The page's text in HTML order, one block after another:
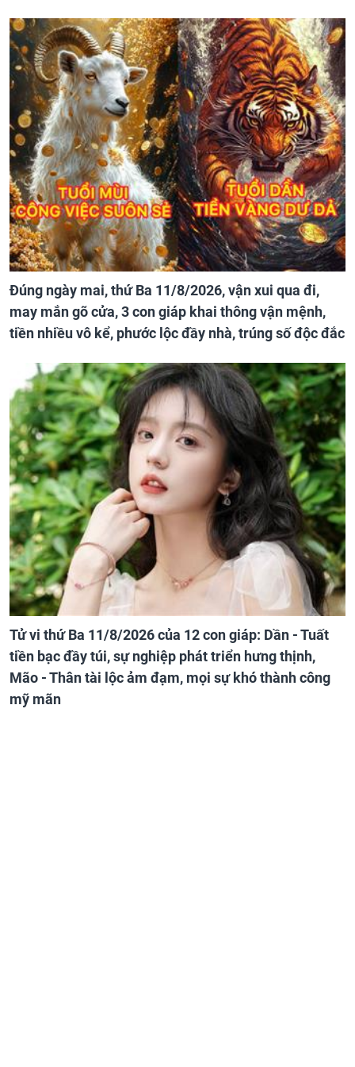
Đúng ngày mai, thứ Ba 11/8/2026, vận xui qua đi,
may mắn gõ cửa, 3 con giáp khai thông vận mệnh,
tiền nhiều vô kể, phước lộc đầy nhà, trúng số độc đắc
Tử vi thứ Ba 11/8/2026 của 12 con giáp: Dần - Tuất
tiền bạc đầy túi, sự nghiệp phát triển hưng thịnh,
Mão - Thân tài lộc ảm đạm, mọi sự khó thành công
mỹ mãn